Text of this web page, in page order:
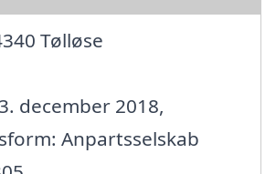
Tølløse
december 2018,
Anpartsselskab